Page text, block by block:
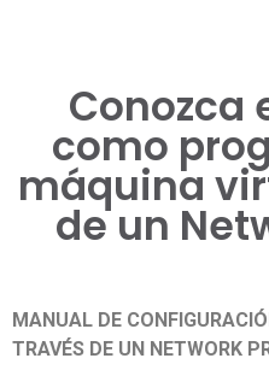
Conozca
como
máquina
de un
MANUAL DE
TRAVÉS DE UN NETWORK